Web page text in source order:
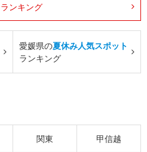
ランキング
愛媛県の夏休み人気スポット
ランキング
関東 甲信越